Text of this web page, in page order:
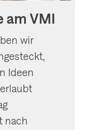
am VMI
wir
Ideen
nach